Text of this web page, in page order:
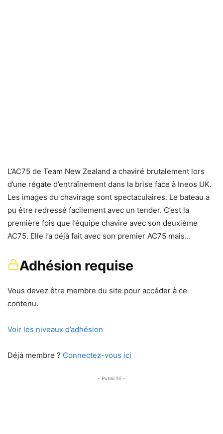
L’AC75 de Team New Zealand a chaviré brutalement lors
d’une régate d’entraînement dans la brise face à Ineos UK.
Les images du chavirage sont spectaculaires. Le bateau a
pu être redressé facilement avec un tender. C’est la
première fois que l’équipe chavire avec son deuxième
AC75. Elle l’a déjà fait avec son premier AC75 mais…
Adhésion requise
Vous devez être membre du site pour accéder à ce
contenu.
Voir les niveaux d’adhésion
Déjà membre ? Connectez-vous ici
- Publicité -